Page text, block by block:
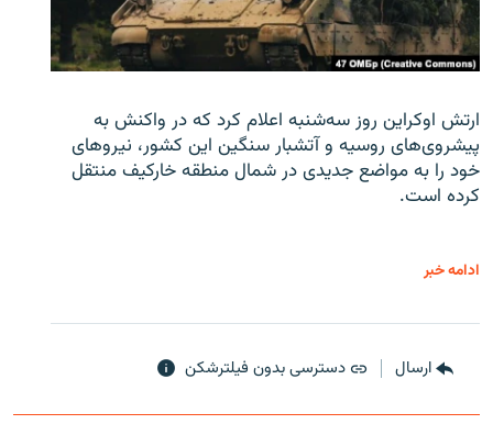
ارتش اوکراین روز سه‌شنبه اعلام کرد که در واکنش به
پیشروی‌های روسیه و آتشبار سنگین این کشور، نیروهای
خود را به مواضع جدیدی در شمال منطقه خارکیف منتقل
کرده است.
ادامه خبر
ارسال دسترسی بدون فیلترشکن